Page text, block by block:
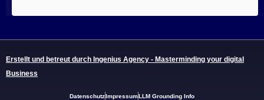
Erstellt und betreut durch Ingenius Agency - Masterminding your digital
Business
DatenschutzImpressumLLM Grounding Info